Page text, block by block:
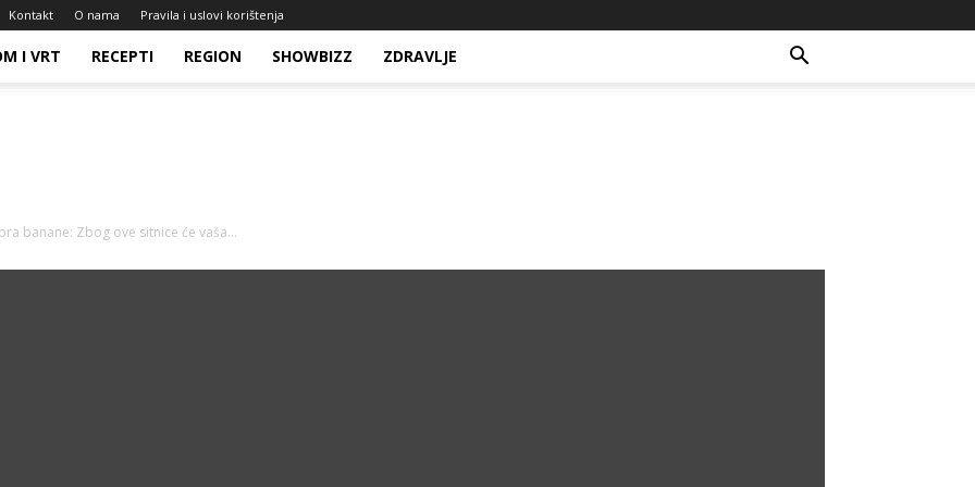
Kontakt O nama Pravila i uslovi korištenja
I VRT RECEPTI REGION SHOWBIZZ ZDRAVLJE
banane: Zbog ove sitnice će vaša...